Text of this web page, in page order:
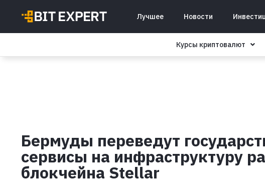
Лучшее Новости
Курсы криптовалют
Бермуды переведут
сервисы на инфраструктуру
блокчейна Stellar